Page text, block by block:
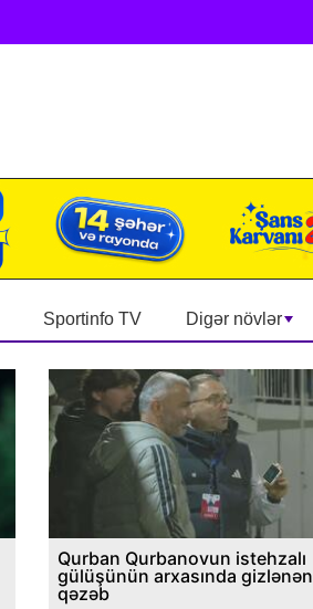
Sportinfo TV Digər növlər
Qurban Qurbanovun istehzalı
gülüşünün arxasında gizlənən
qəzəb